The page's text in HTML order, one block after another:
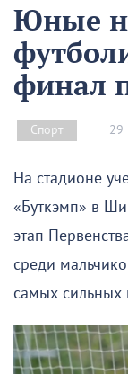
Юные
финал
Спорт 29
На стадионе
«Буткэмп» в
этап
среди
самых сильных